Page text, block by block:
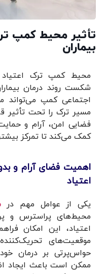
تأثیر محیط کمپ
بیماران
محیط کمپ ترک
شکست روند درمان
اجتماعی کمپ می‌تواند
مسیر ترک را تحت تأثیر
فضایی امن، آرام و
کمک می‌کند تا تمرکز
اهمیت فضای آرام و
اعتیاد
یکی از عوامل مهم در
محیط‌های پراسترس و
اعتیاد، این امکان
موقعیت‌های
حواس‌پرتی بر درمان
ممکن است باعث ایجاد